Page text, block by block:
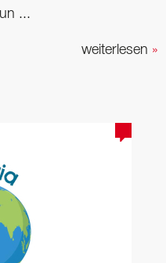
...
weiterlesen »